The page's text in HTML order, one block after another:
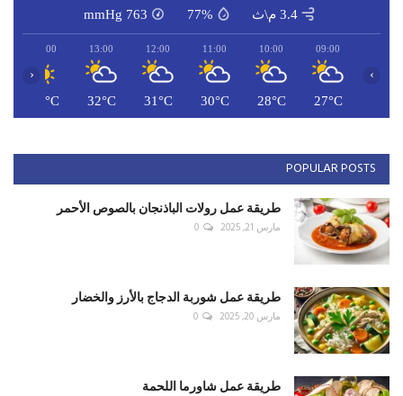
3.4 م\ث 77%
763
mmHg
09:00
27°C
10:00
28°C
11:00
30°C
12:00
31°C
13:00
32°C
14:00
32°C
‹ ›
POPULAR POSTS
طريقة عمل رولات الباذنجان بالصوص الأحمر
مارس 21, 2025 0
طريقة عمل شوربة الدجاج بالأرز والخضار
مارس 20, 2025 0
طريقة عمل شاورما اللحمة